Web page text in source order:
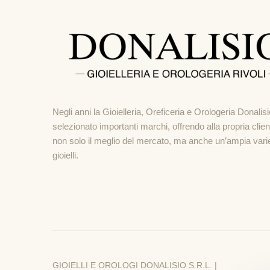
Negli anni la Gioielleria, Oreficeria e Orologeria
selezionato importanti marchi, offrendo alla propria
non solo il meglio del mercato, ma anche un’ampia
gioielli.
GIOIELLI E OROLOGI DONALISIO S.R.L. |